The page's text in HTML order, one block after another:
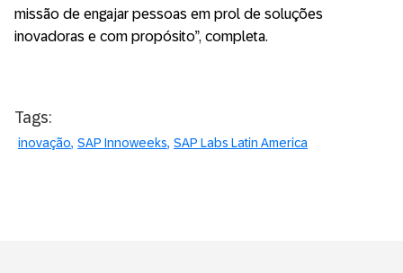
missão de engajar pessoas em prol de soluções
inovadoras e com propósito”, completa.
Tags:
inovação SAP Innoweeks SAP Labs Latin America